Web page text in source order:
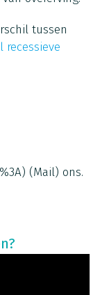
tussen
recessieve
(Mail) ons.